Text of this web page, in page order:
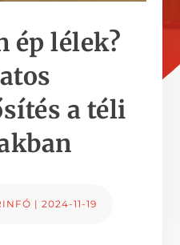
ép lélek?
a téli
| 2024-11-19